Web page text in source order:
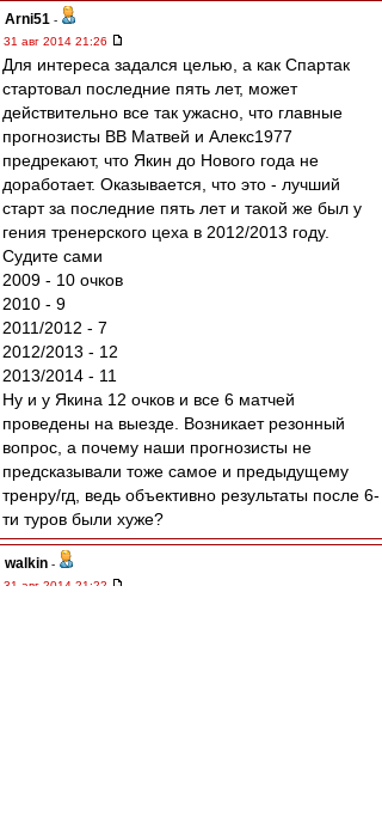
Arni51 -
31 авг 2014 21:26
Для интереса задался целью, а как Спартак
стартовал последние пять лет, может
действительно все так ужасно, что главные
прогнозисты ВВ Матвей и Алекс1977
предрекают, что Якин до Нового года не
доработает. Оказывается, что это - лучший
старт за последние пять лет и такой же был у
гения тренерского цеха в 2012/2013 году.
Судите сами
2009 - 10 очков
2010 - 9
2011/2012 - 7
2012/2013 - 12
2013/2014 - 11
Ну и у Якина 12 очков и все 6 матчей
проведены на выезде. Возникает резонный
вопрос, а почему наши прогнозисты не
предсказывали тоже самое и предыдущему
тренру/гд, ведь объективно результаты после 6-
ти туров были хуже?
walkin -
31 авг 2014 21:22